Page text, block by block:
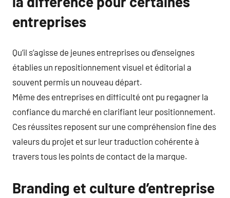
entreprises
Qu’il s’agisse de jeunes entreprises ou d’enseignes
établies un repositionnement visuel et éditorial a
souvent permis un nouveau départ.
Même des entreprises en difficulté ont pu regagner la
confiance du marché en clarifiant leur positionnement.
Ces réussites reposent sur une compréhension fine des
valeurs du projet et sur leur traduction cohérente à
travers tous les points de contact de la marque.
Branding et culture d’entreprise